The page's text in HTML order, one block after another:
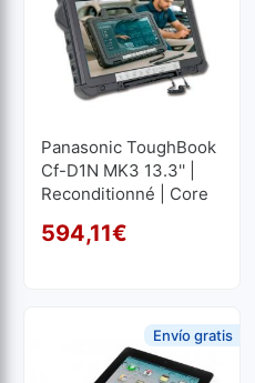
Panasonic ToughBook
Cf-D1N MK3 13.3'' |
Reconditionné | Core
| 512 GB SSD
594,11€
Envío gratis